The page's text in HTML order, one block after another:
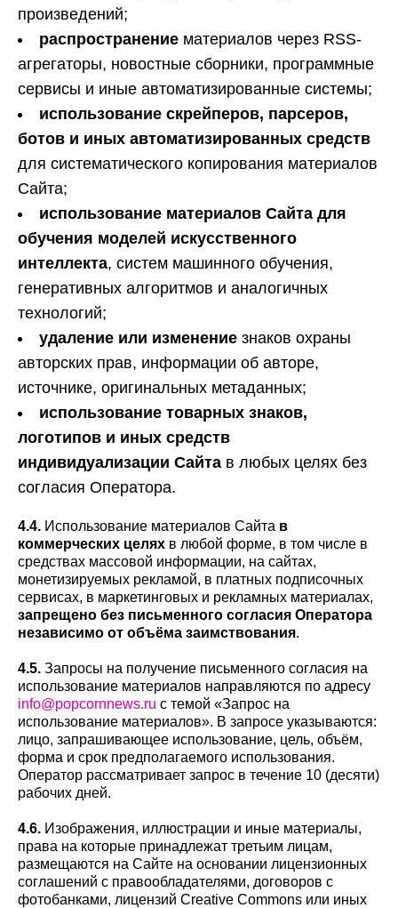
произведений;
распространение материалов через RSS-
агрегаторы, новостные сборники, программные
сервисы и иные автоматизированные системы;
использование скрейперов, парсеров,
ботов и иных автоматизированных средств
для систематического копирования материалов
Сайта;
использование материалов Сайта для
обучения моделей искусственного
интеллекта, систем машинного обучения,
генеративных алгоритмов и аналогичных
технологий;
удаление или изменение знаков охраны
авторских прав, информации об авторе,
источнике, оригинальных метаданных;
использование товарных знаков,
логотипов и иных средств
индивидуализации Сайта в любых целях без
согласия Оператора.
4.4. Использование материалов Сайта в
коммерческих целях в любой форме, в том числе в
средствах массовой информации, на сайтах,
монетизируемых рекламой, в платных подписочных
сервисах, в маркетинговых и рекламных материалах,
запрещено без письменного согласия Оператора
независимо от объёма заимствования.
4.5. Запросы на получение письменного согласия на
использование материалов направляются по адресу
info@popcornnews.ru с темой «Запрос на
использование материалов». В запросе указываются:
лицо, запрашивающее использование, цель, объём,
форма и срок предполагаемого использования.
Оператор рассматривает запрос в течение 10 (десяти)
рабочих дней.
4.6. Изображения, иллюстрации и иные материалы,
права на которые принадлежат третьим лицам,
размещаются на Сайте на основании лицензионных
соглашений с правообладателями, договоров с
фотобанками, лицензий Creative Commons или иных